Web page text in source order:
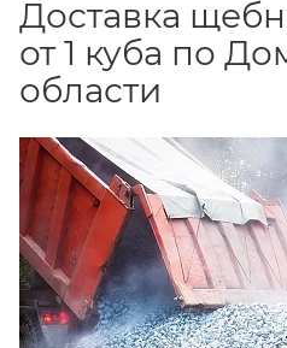
Доставка
от 1 куба по
области